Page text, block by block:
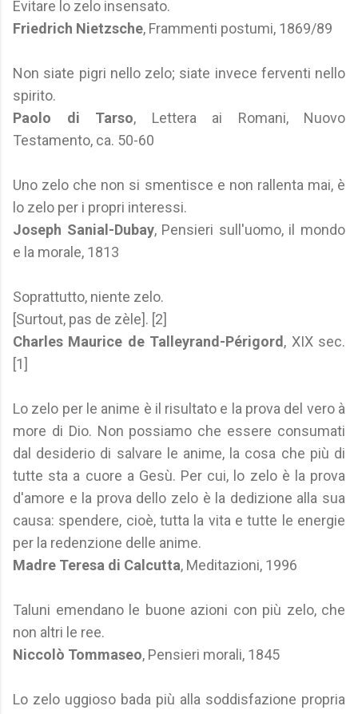
Evitare lo zelo insensato.
Friedrich Nietzsche, Frammenti postumi, 1869/89
Non siate pigri nello zelo; siate invece ferventi nello
spirito.
Paolo di Tarso, Lettera ai Romani, Nuovo
Testamento, ca. 50-60
Uno zelo che non si smentisce e non rallenta mai, è
lo zelo per i propri interessi.
Joseph Sanial-Dubay, Pensieri sull'uomo, il mondo
e la morale, 1813
Soprattutto, niente zelo.
[Surtout, pas de zèle]. [2]
Charles Maurice de Talleyrand-Périgord , XIX sec.
[1]
Lo zelo per le anime è il risultato e la prova del vero à
more di Dio. Non possiamo che essere consumati
dal desiderio di salvare le anime, la cosa che più di
tutte sta a cuore a Gesù. Per cui, lo zelo è la prova
d'amore e la prova dello zelo è la dedizione alla sua
causa: spendere, cioè, tutta la vita e tutte le energie
per la redenzione delle anime.
Madre Teresa di Calcutta, Meditazioni, 1996
Taluni emendano le buone azioni con più zelo, che
non altri le ree.
Niccolò Tommaseo, Pensieri morali, 1845
Lo zelo uggioso bada più alla soddisfazione propria